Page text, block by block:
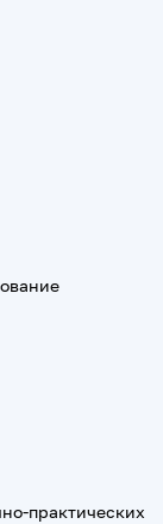
практических